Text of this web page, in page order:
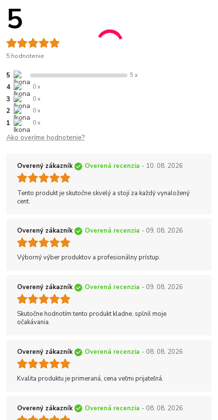
5
5 hodnotenie
5 5 x
4 0 x
3 0 x
2 0 x
1 0 x
Ako overíme hodnotenie?
Overený zákazník Overená recenzia - 10. 08. 2026
Tento produkt je skutočne skvelý a stojí za každý vynaložený
cent.
Overený zákazník Overená recenzia - 09. 08. 2026
Výborný výber produktov a profesionálny prístup.
Overený zákazník Overená recenzia - 09. 08. 2026
Skutočne hodnotím tento produkt kladne, splnil moje
očakávania.
Overený zákazník Overená recenzia - 08. 08. 2026
Kvalita produktu je primeraná, cena veľmi prijateľná.
Overený zákazník Overená recenzia - 08. 08. 2026